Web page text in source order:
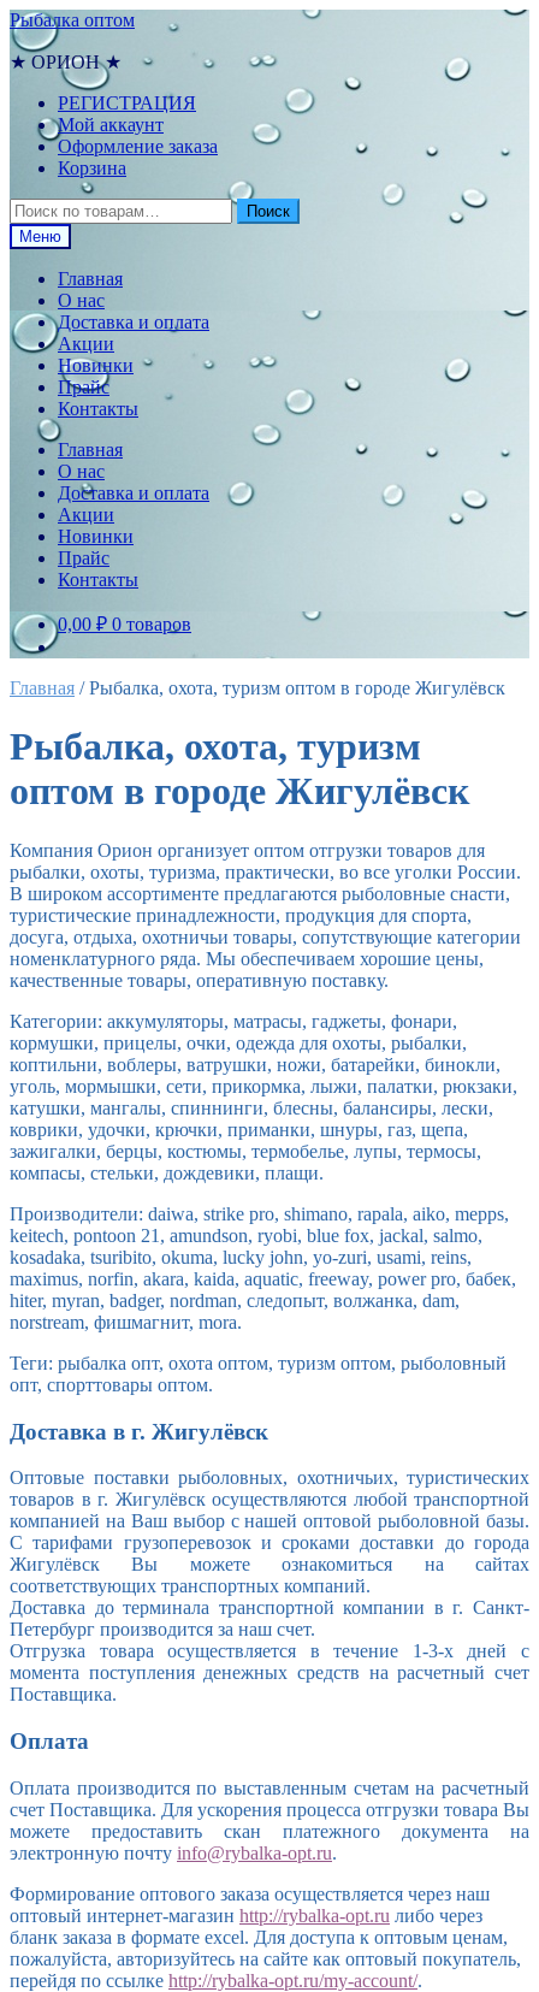
Перейти
к
навигации
Перейти
к
содержимому
Рыбалка оптом
★ ОРИОН ★
РЕГИСТРАЦИЯ
Мой аккаунт
Оформление заказа
Корзина
Искать:
Поиск
Меню
Главная
О нас
Доставка и оплата
Акции
Новинки
Прайс
Контакты
Главная
О нас
Доставка и оплата
Акции
Новинки
Прайс
Контакты
0,00 ₽ 0 товаров
Главная /Рыбалка, охота, туризм оптом в городе Жигулёвск
Рыбалка, охота, туризм
оптом в городе Жигулёвск
Компания Орион организует оптом отгрузки товаров для
рыбалки, охоты, туризма, практически, во все уголки России.
В широком ассортименте предлагаются рыболовные снасти,
туристические принадлежности, продукция для спорта,
досуга, отдыха, охотничьи товары, сопутствующие категории
номенклатурного ряда. Мы обеспечиваем хорошие цены,
качественные товары, оперативную поставку.
Категории: аккумуляторы, матрасы, гаджеты, фонари,
кормушки, прицелы, очки, одежда для охоты, рыбалки,
коптильни, воблеры, ватрушки, ножи, батарейки, бинокли,
уголь, мормышки, сети, прикормка, лыжи, палатки, рюкзаки,
катушки, мангалы, спиннинги, блесны, балансиры, лески,
коврики, удочки, крючки, приманки, шнуры, газ, щепа,
зажигалки, берцы, костюмы, термобелье, лупы, термосы,
компасы, стельки, дождевики, плащи.
Производители: daiwa, strike pro, shimano, rapala, aiko, mepps,
keitech, pontoon 21, amundson, ryobi, blue fox, jackal, salmo,
kosadaka, tsuribito, okuma, lucky john, yo-zuri, usami, reins,
maximus, norfin, akara, kaida, aquatic, freeway, power pro, бабек,
hiter, myran, badger, nordman, следопыт, волжанка, dam,
norstream, фишмагнит, mora.
Теги: рыбалка опт, охота оптом, туризм оптом, рыболовный
опт, спорттовары оптом.
Доставка в г. Жигулёвск
Оптовые поставки рыболовных, охотничьих, туристических
товаров в г. Жигулёвск осуществляются любой транспортной
компанией на Ваш выбор с нашей оптовой рыболовной базы.
С тарифами грузоперевозок и сроками доставки до города
Жигулёвск Вы можете ознакомиться на сайтах
соответствующих транспортных компаний.
Доставка до терминала транспортной компании в г. Санкт-
Петербург производится за наш счет.
Отгрузка товара осуществляется в течение 1-3-х дней с
момента поступления денежных средств на расчетный счет
Поставщика.
Оплата
Оплата производится по выставленным счетам на расчетный
счет Поставщика. Для ускорения процесса отгрузки товара Вы
можете предоставить скан платежного документа на
электронную почту info@rybalka-opt.ru.
Формирование оптового заказа осуществляется через наш
оптовый интернет-магазин http://rybalka-opt.ru либо через
бланк заказа в формате excel. Для доступа к оптовым ценам,
пожалуйста, авторизуйтесь на сайте как оптовый покупатель,
перейдя по ссылке http://rybalka-opt.ru/my-account/.